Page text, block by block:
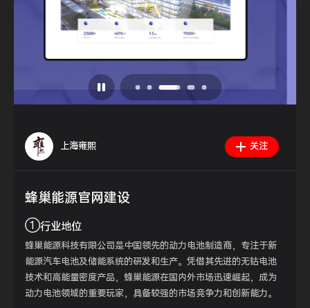
上海雍熙 关注
蜂巢能源官网建设
①行业地位
蜂巢能源科技有限公司是中国领先的动力电池制造商，专注于新
能源汽车电池及储能系统的研发和生产。凭借其先进的无钴电池
技术和高能量密度产品，蜂巢能源在国内外市场迅速崛起，成为
动力电池领域的重要玩家，具备较强的市场竞争力和创新能力。